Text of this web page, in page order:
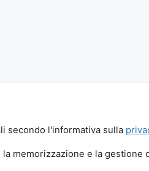
secondo l'informativa sulla
memorizzazione e la gestione